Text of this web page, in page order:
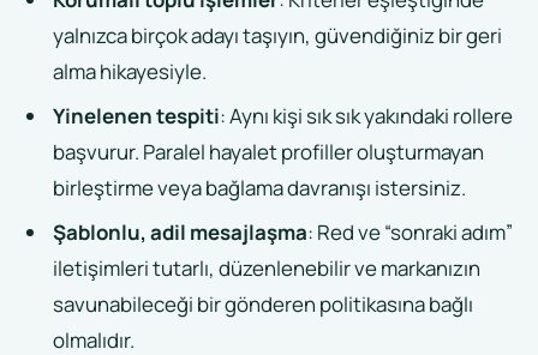
yalnızca birçok adayı taşıyın, güvendiğiniz bir geri
alma hikayesiyle.
Yinelenen tespiti: Aynı kişi sık sık yakındaki rollere
başvurur. Paralel hayalet profiller oluşturmayan
birleştirme veya bağlama davranışı istersiniz.
Şablonlu, adil mesajlaşma: Red ve “sonraki adım”
iletişimleri tutarlı, düzenlenebilir ve markanızın
savunabileceği bir gönderen politikasına bağlı
olmalıdır.